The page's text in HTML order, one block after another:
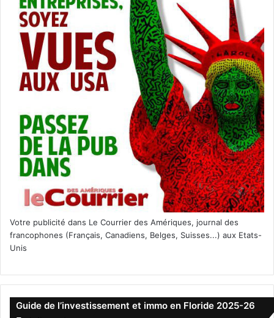
Votre publicité dans Le Courrier des Amériques, journal des
francophones (Français, Canadiens, Belges, Suisses...) aux Etats-
Unis
Guide de l’investissement et immo en Floride 2025-26